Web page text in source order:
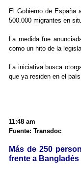
El Gobierno de España
500.000 migrantes en
La medida fue
como un hito de la
La iniciativa busca
que ya residen en el
11:48 am
Fuente: Transdoc
Más de 250
frente a Bangladés